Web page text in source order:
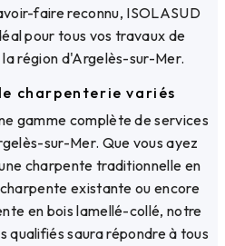
faire reconnu, ISOLASUD
pour tous vos travaux de
région d'Argelès-sur-Mer.
charpenterie variés
gamme complète de services
sur-Mer. Que vous ayez
charpente traditionnelle en
existante ou encore
en bois lamellé-collé, notre
qualifiés saura répondre à tous